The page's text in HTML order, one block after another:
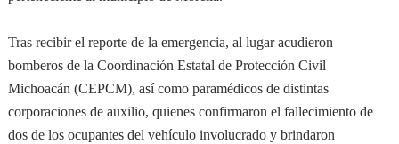
Tras recibir el reporte de la emergencia, al lugar acudieron
bomberos de la Coordinación Estatal de Protección Civil
Michoacán (CEPCM), así como paramédicos de distintas
corporaciones de auxilio, quienes confirmaron el fallecimiento de
dos de los ocupantes del vehículo involucrado y brindaron